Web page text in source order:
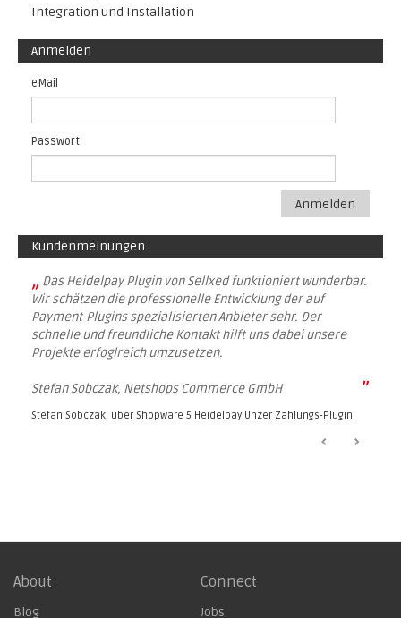
Integration und Installation
Anmelden
eMail
Passwort
Anmelden
Kundenmeinungen
„ Das Heidelpay Plugin von Sellxed funktioniert wunderbar.
Wir schätzen die professionelle Entwicklung der auf
Payment-Plugins spezialisierten Anbieter sehr. Der
schnelle und freundliche Kontakt hilft uns dabei unsere
Projekte erfoglreich umzusetzen.
Stefan Sobczak, Netshops Commerce GmbH ”
Stefan Sobczak, über Shopware 5 Heidelpay Unzer Zahlungs-Plugin
About
Blog
Connect
Jobs